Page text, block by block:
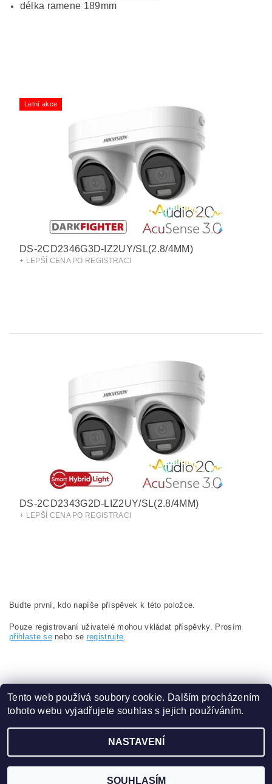
délka ramene 189mm
Letní akce
DS-2CD2346G3D-IZ2UY/SL(2.8/4MM)
+ LEPŠÍ CENA PO REGISTRACI
DS-2CD2343G2D-LIZ2UY/SL(2.8/4MM)
+ LEPŠÍ CENA PO REGISTRACI
Buďte první, kdo napíše příspěvek k této položce.
Pouze registrovaní uživatelé mohou vkládat příspěvky. Prosím
přihlaste senebo se registrujte.
Obchodní podmínky | Ochrana osobních údajů
2026 ©eshop.VAKAP.cz, všechna práva vyhrazena
Vytvořil Shoptet
Tento web používá soubory cookie. Dalším procházením
tohoto webu vyjadřujete souhlas s jejich používáním.
NASTAVENÍ
SOUHLASÍM